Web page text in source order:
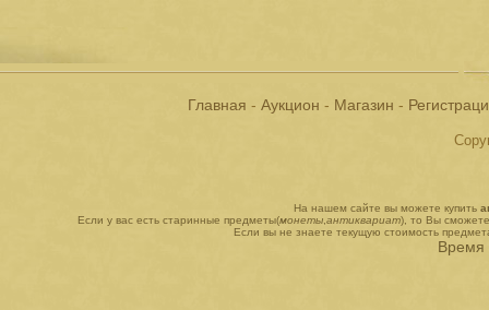
Главная - Аукцион - Магазин -
На нашем сайте вы можете купить
Если у вас есть старинные предметы(монеты, антиквариат), то Вы
Если вы не знаете текущую стоимость
Время